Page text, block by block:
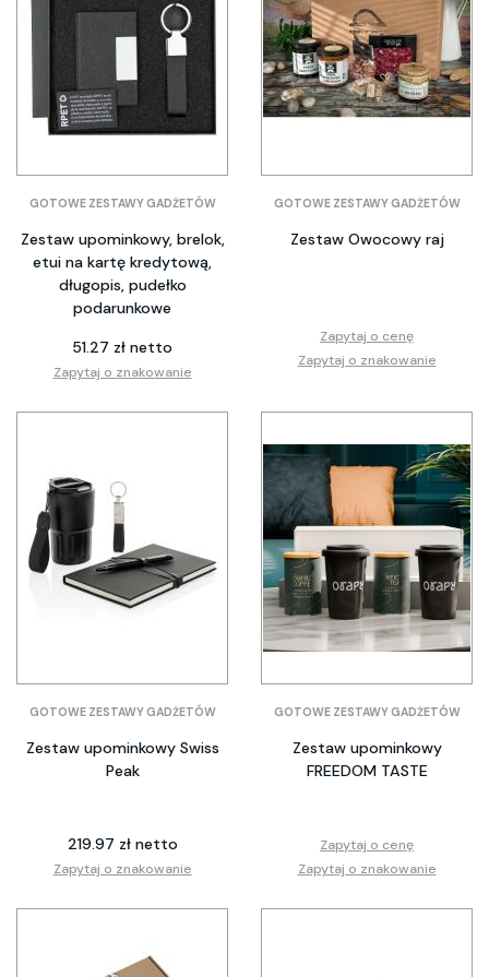
GOTOWE ZESTAWY GADŻETÓW
Zestaw upominkowy, brelok,
etui na kartę kredytową,
długopis, pudełko
podarunkowe
51.27 zł netto
Zapytaj o znakowanie
GOTOWE ZESTAWY GADŻETÓW
Zestaw Owocowy raj
Zapytaj o cenę
Zapytaj o znakowanie
GOTOWE ZESTAWY GADŻETÓW
Zestaw upominkowy Swiss
Peak
219.97 zł netto
Zapytaj o znakowanie
GOTOWE ZESTAWY GADŻETÓW
Zestaw upominkowy
FREEDOM TASTE
Zapytaj o cenę
Zapytaj o znakowanie